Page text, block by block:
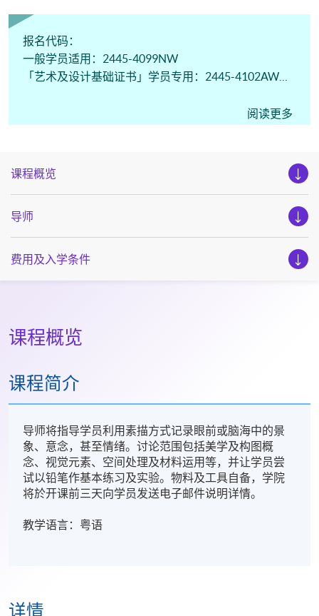
报名代码：
一般学员适用：2445-4099NW
「艺术及设计基础证书」学员专用：2445-4102AW
如课程名额只余两个或以下，网上报名系统将不再接受
阅读更多
课程概览
导师
费用及入学条件
课程概览
课程简介
导师将指导学员利用素描方式记录眼前或脑海中的景
象、意念，甚至情绪。讨论范围包括美学及构图概
念、视觉元素、空间处理及材料运用等，并让学员尝
试以铅笔作基本练习及实验。物料及工具自备，学院
将於开课前三天向学员发送电子邮件说明详情。
教学语言：粤语
详情